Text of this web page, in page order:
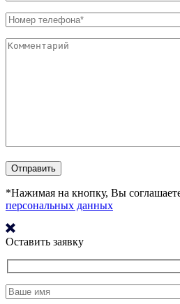
*Нажимая на кнопку, Вы
персональных данных
Оставить заявку